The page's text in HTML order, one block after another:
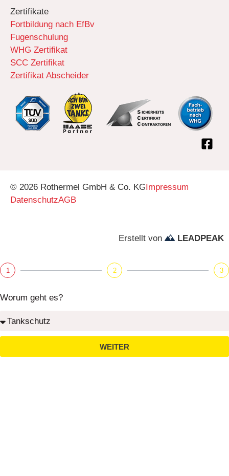
Zertifikate
Fortbildung nach EfBv
Fugenschulung
WHG Zertifikat
SCC Zertifikat
Zertifikat Abscheider
© 2026 Rothermel GmbH & Co. KG Impressum
DatenschutzAGB
Erstellt von LEADPEAK
1 2 3
Worum geht es?
WEITER